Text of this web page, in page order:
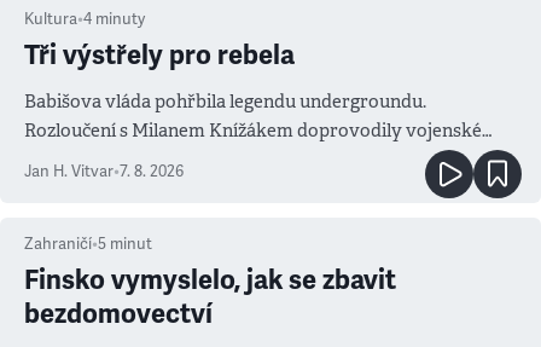
Kultura•4 minuty
Tři výstřely pro rebela
Babišova vláda pohřbila legendu undergroundu.
Rozloučení s Milanem Knížákem doprovodily vojenské
Jan H. Vitvar•7. 8. 2026
Zahraničí•5 minut
Finsko vymyslelo, jak se zbavit
bezdomovectví